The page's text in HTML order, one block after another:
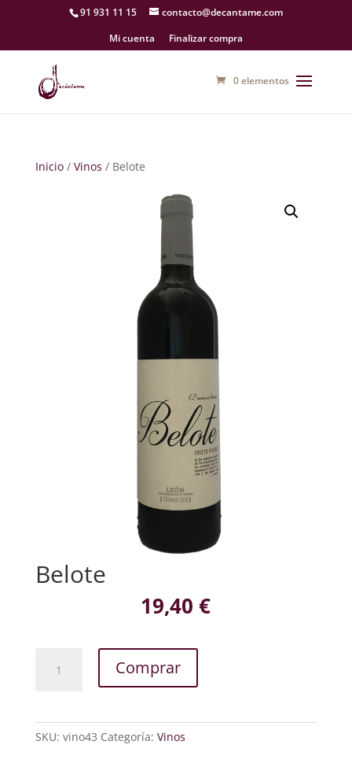
91 931 11 15
contacto@decantame.com
Mi cuenta
Finalizar compra
0 elementos
Inicio/ Vinos / Belote
Belote
19,40€
cantidad
Comprar
SKU: vino43 Categoría: Vinos